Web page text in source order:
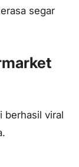
segar
berhasil viral